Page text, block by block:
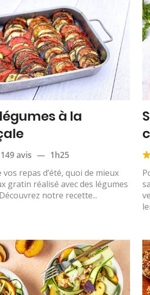
à la
149 avis — 1h25
repas d’été, quoi de mieux
gratin réalisé avec des légumes
Découvrez notre recette...